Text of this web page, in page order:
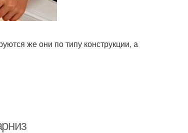
же они по типу конструкции, а